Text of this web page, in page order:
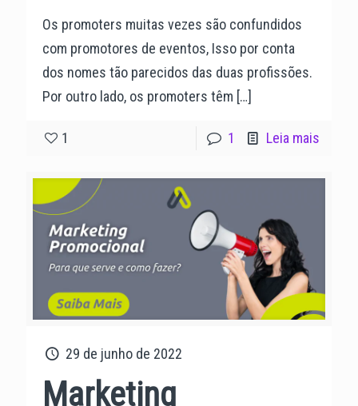
Os promoters muitas vezes são confundidos
com promotores de eventos, Isso por conta
dos nomes tão parecidos das duas profissões.
Por outro lado, os promoters têm […]
1 1 Leia mais
29 de junho de 2022
Marketing